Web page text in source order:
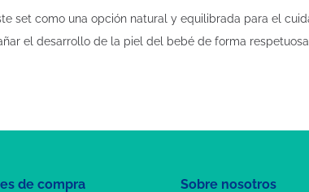
set como una opción natural y equilibrada para el
el desarrollo de la piel del bebé de forma
de compra Sobre nosotros